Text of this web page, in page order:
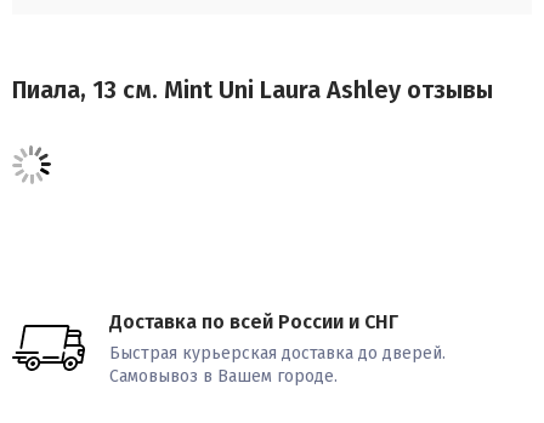
Пиала, 13 см. Mint Uni Laura Ashley отзывы
Доставка по всей России и СНГ
Быстрая курьерская доставка до дверей.
Самовывоз в Вашем городе.